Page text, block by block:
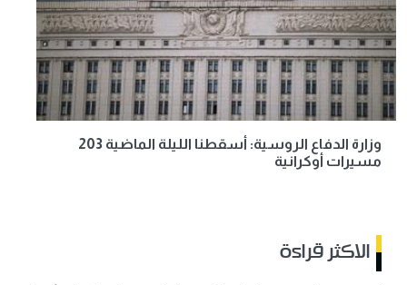
وزارة الدفاع الروسية: أسقطنا الليلة الماضية 203
مسيرات أوكرانية
الاكثر قراءة